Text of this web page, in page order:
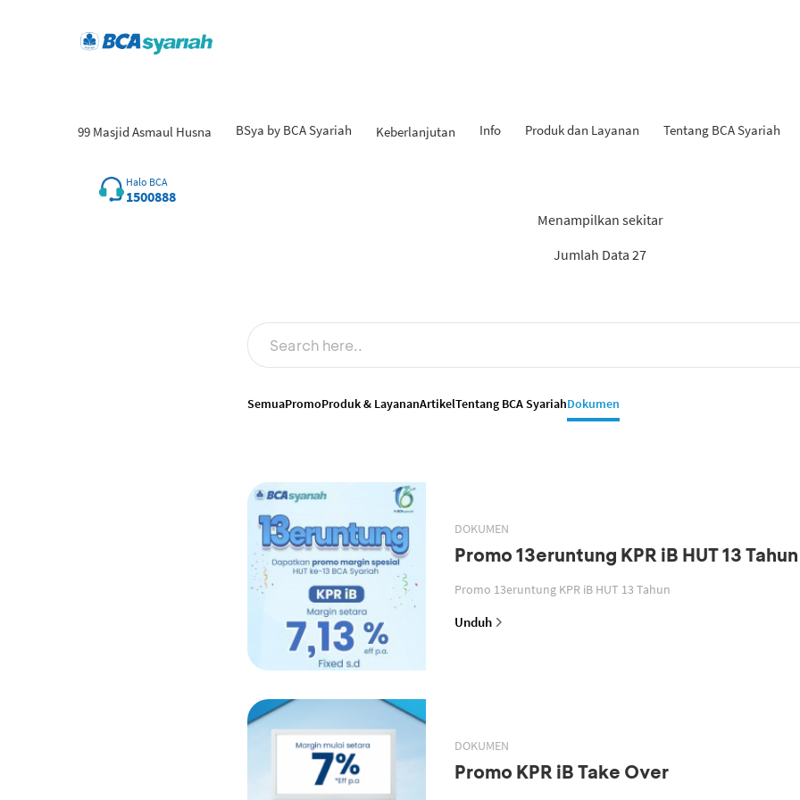
99 Masjid Asmaul Husna BSya by BCA Syariah Keberlanjutan Info Produk dan Layanan Tentang BCA Syariah
Halo BCA
1500888
Menampilkan sekitar
Jumlah Data 27
SemuaPromoProduk & LayananArtikelTentang BCA SyariahDokumen
DOKUMEN
Promo 13eruntung KPR iB HUT 13 Tahun
Promo 13eruntung KPR iB HUT 13 Tahun
Unduh
DOKUMEN
Promo KPR iB Take Over